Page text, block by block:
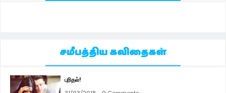
சமீபத்திய கவிதைகள்
புரிதல்!